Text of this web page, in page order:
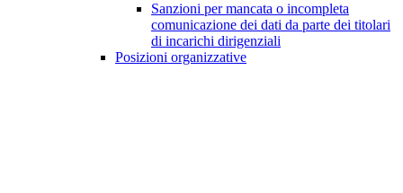
Sanzioni per mancata o incompleta
comunicazione dei dati da parte dei titolari
di incarichi dirigenziali
Posizioni organizzative